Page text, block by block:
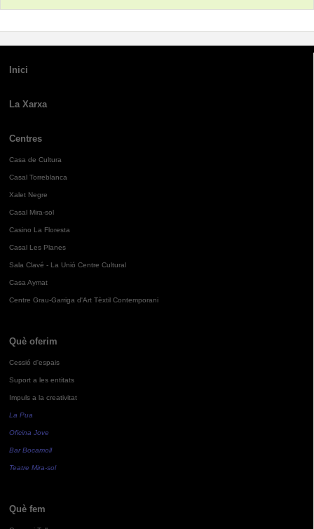
Inici
La Xarxa
Centres
Casa de Cultura
Casal Torreblanca
Xalet Negre
Casal Mira-sol
Casino La Floresta
Casal Les Planes
Sala Clavé - La Unió Centre Cultural
Casa Aymat
Centre Grau-Garriga d'Art Tèxtil Contemporani
Què oferim
Cessió d'espais
Suport a les entitats
Impuls a la creativitat
La Pua
Oficina Jove
Bar Bocamoll
Teatre Mira-sol
Què fem